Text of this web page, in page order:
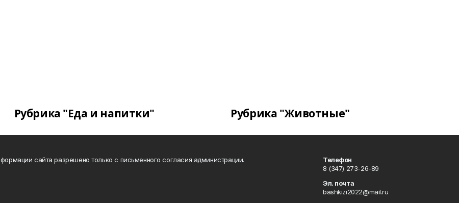
Рубрика "Еда и напитки" Рубрика "Животные"
сайта разрешено только с письменного согласия администрации.
Телефон
8 (347) 273-26-89
Эл. почта
bashkizi2022@mail.ru